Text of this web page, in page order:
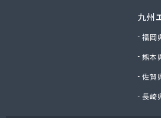
九州
福岡
熊本
佐賀
長崎